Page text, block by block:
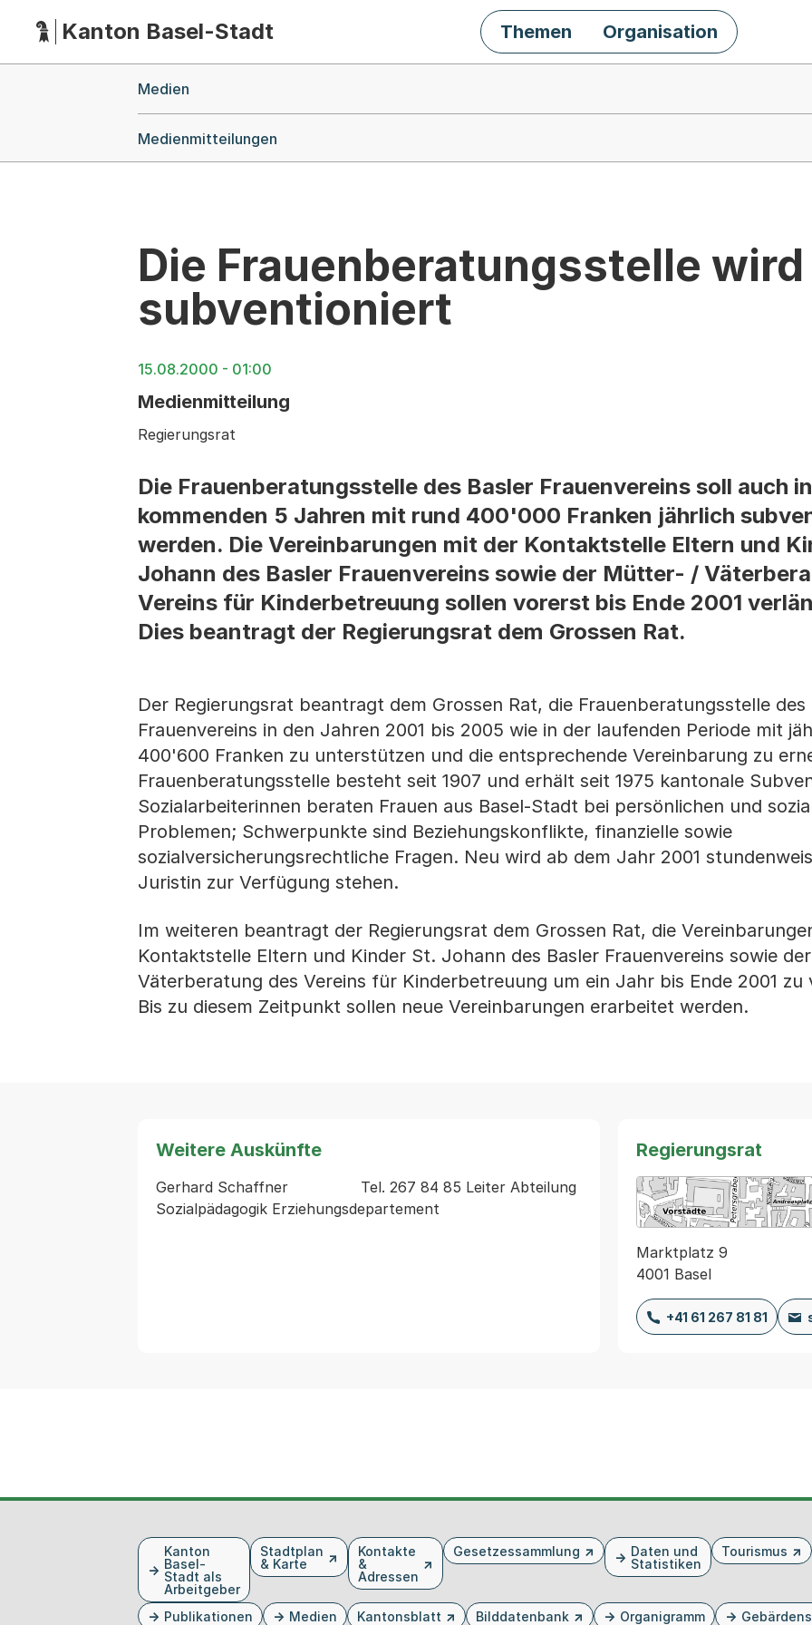
HauptnavigationKanton Basel-Stadt Themen Organisation
Medien
Medienmitteilungen
Die Frauenberatungsstelle
subventioniert
15.08.2000 - 01:00
Medienmitteilung
Regierungsrat
Die Frauenberatungsstelle des Basler Frauenvereins soll auch
kommenden 5 Jahren mit rund 400'000 Franken jährlich
werden. Die Vereinbarungen mit der Kontaktstelle Eltern und
Johann des Basler Frauenvereins sowie der Mütter- /
Vereins für Kinderbetreuung sollen vorerst bis Ende 2001
Dies beantragt der Regierungsrat dem Grossen Rat.
Der Regierungsrat beantragt dem Grossen Rat, die Frauenberatungsstelle des
Frauenvereins in den Jahren 2001 bis 2005 wie in der laufenden Periode mit
400'600 Franken zu unterstützen und die entsprechende Vereinbarung zu
Frauenberatungsstelle besteht seit 1907 und erhält seit 1975 kantonale
Sozialarbeiterinnen beraten Frauen aus Basel-Stadt bei persönlichen und
Problemen; Schwerpunkte sind Beziehungskonflikte, finanzielle sowie
sozialversicherungsrechtliche Fragen. Neu wird ab dem Jahr 2001
Juristin zur Verfügung stehen.
Im weiteren beantragt der Regierungsrat dem Grossen Rat, die
Kontaktstelle Eltern und Kinder St. Johann des Basler Frauenvereins sowie
Väterberatung des Vereins für Kinderbetreuung um ein Jahr bis Ende 2001 zu
Bis zu diesem Zeitpunkt sollen neue Vereinbarungen erarbeitet werden.
Weitere Auskünfte
Gerhard Schaffner                Tel. 267 84 85 Leiter Abteilung
Regierungsrat
Marktplatz 9
4001 Basel
+41 61 267 81 81
Kanton
Basel-
Stadt als
Arbeitgeber
Stadtplan
& Karte
Kontakte
&
Adressen
Gesetzessammlung
Daten und
Statistiken
Tourismus
Publikationen Medien Kantonsblatt Bilddatenbank Organigramm